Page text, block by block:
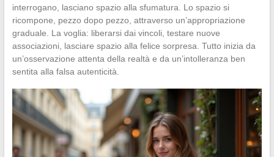
interrogano, lasciano spazio alla sfumatura. Lo spazio si
ricompone, pezzo dopo pezzo, attraverso un’appropriazione
graduale. La voglia: liberarsi dai vincoli, testare nuove
associazioni, lasciare spazio alla felice sorpresa. Tutto inizia da
un’osservazione attenta della realtà e da un’intolleranza ben
sentita alla falsa autenticità.